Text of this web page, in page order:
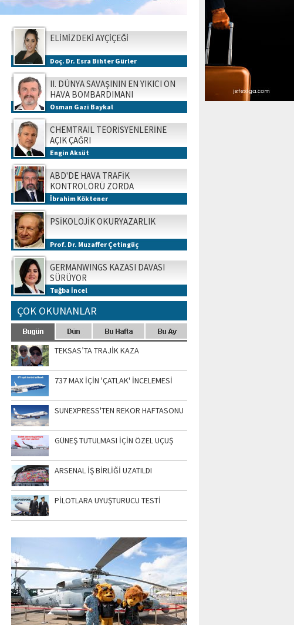
ELİMİZDEKİ AYÇİÇEĞİ
Doç. Dr. Esra Bihter Gürler
II. DÜNYA SAVAŞININ EN YIKICI ON
HAVA BOMBARDIMANI
Osman Gazi Baykal
CHEMTRAIL TEORİSYENLERİNE
AÇIK ÇAĞRI
Engin Aksüt
ABD'DE HAVA TRAFİK
KONTROLÖRÜ ZORDA
İbrahim Köktener
PSİKOLOJİK OKURYAZARLIK
Prof. Dr. Muzaffer Çetingüç
GERMANWINGS KAZASI DAVASI
SÜRÜYOR
Tuğba İncel
ÇOK OKUNANLAR
TEKSAS’TA TRAJİK KAZA
737 MAX İÇİN 'ÇATLAK' İNCELEMESİ
SUNEXPRESS'TEN REKOR HAFTASONU
GÜNEŞ TUTULMASI İÇİN ÖZEL UÇUŞ
ARSENAL İŞ BİRLİĞİ UZATILDI
PİLOTLARA UYUŞTURUCU TESTİ
SİNGAPUR AIRSHOW-2020